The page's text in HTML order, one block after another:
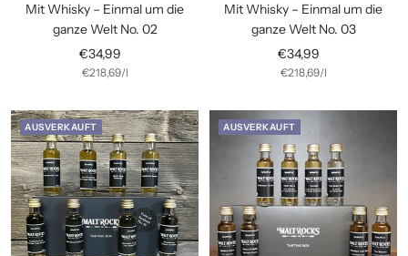
Mit Whisky – Einmal um die
ganze Welt No. 02
Angebotspreis
€34,99
€218,69/l
Mit Whisky – Einmal um die
ganze Welt No. 03
Angebotspreis
€34,99
€218,69/l
AUSVERKAUFT AUSVERKAUFT